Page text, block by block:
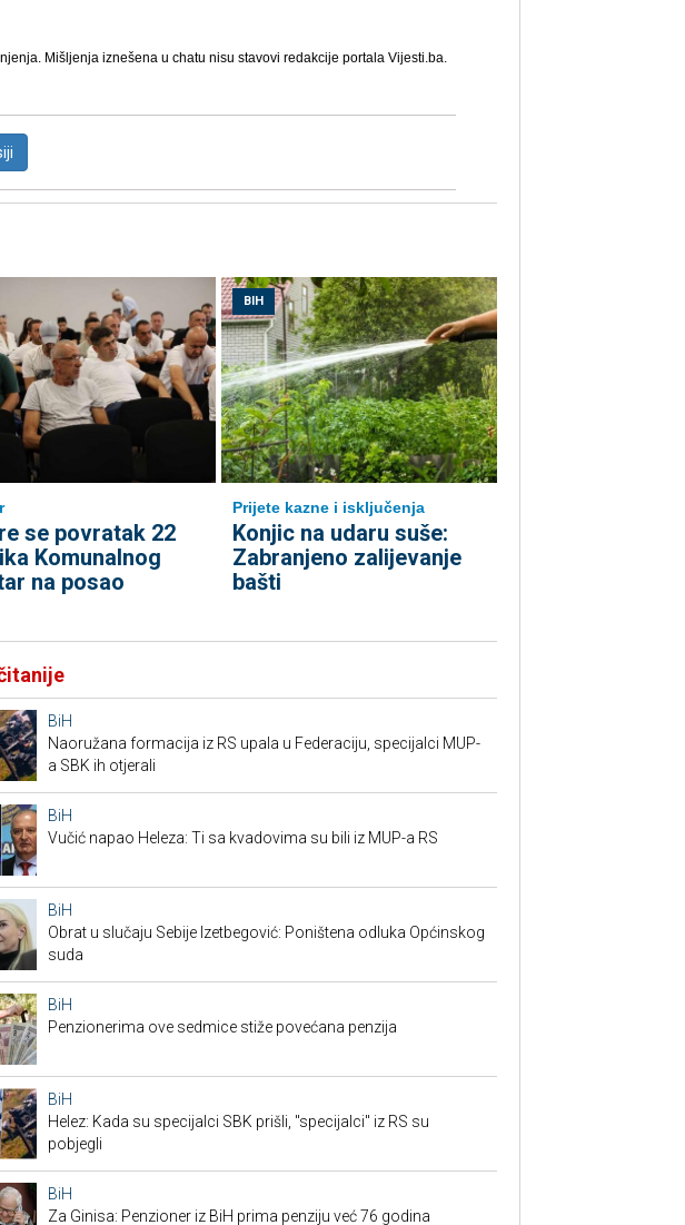
Mišljenja iznešena u chatu nisu stavovi redakcije portala Vijesti.ba.
se povratak 22
Komunalnog
na posao
BIH
Prijete kazne i isključenja
Konjic na udaru suše:
Zabranjeno zalijevanje
bašti
BiH
Naoružana formacija iz RS upala u Federaciju, specijalci MUP-
a SBK ih otjerali
BiH
Vučić napao Heleza: Ti sa kvadovima su bili iz MUP-a RS
BiH
Obrat u slučaju Sebije Izetbegović: Poništena odluka Općinskog
suda
BiH
Penzionerima ove sedmice stiže povećana penzija
BiH
Helez: Kada su specijalci SBK prišli, "specijalci" iz RS su
pobjegli
BiH
Za Ginisa: Penzioner iz BiH prima penziju već 76 godina